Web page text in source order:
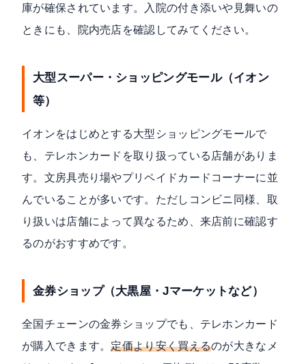
庫が確保されています。入院の付き添いや見舞いの
ときにも、院内売店を確認してみてください。
大型スーパー・ショッピングモール（イオン
等）
イオンをはじめとする大型ショッピングモールで
も、テレホンカードを取り扱っている店舗がありま
す。文房具売り場やプリペイドカードコーナーに並
んでいることが多いです。ただしコンビニ同様、取
り扱いは店舗によって異なるため、来店前に確認す
るのがおすすめです。
金券ショップ（大黒屋・Jマーケットなど）
全国チェーンの金券ショップでも、テレホンカード
が購入できます。定価より安く買えるのが大きなメ